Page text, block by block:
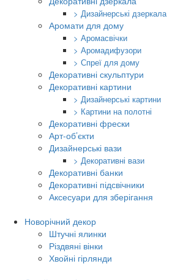
> Дизайнерські дзеркала
Аромати для дому
> Аромасвічки
> Аромадифузори
> Спреї для дому
Декоративні скульптури
Декоративні картини
> Дизайнерські картини
> Картини на полотні
Декоративні фрески
Арт-об’єкти
Дизайнерські вази
> Декоративні вази
Декоративні банки
Декоративні підсвічники
Аксесуари для зберігання
Новорічний декор
Штучні ялинки
Різдвяні вінки
Хвойні гірлянди